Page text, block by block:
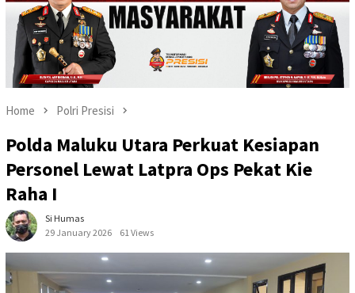
Home Polri Presisi
Polda Maluku Utara Perkuat Kesiapan
Personel Lewat Latpra Ops Pekat Kie
Raha I
Si Humas
29 January 2026
61 Views